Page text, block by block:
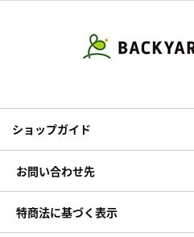
ショップガイド
お問い合わせ先
特商法に基づく表示